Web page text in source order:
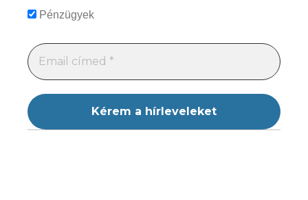
Pénzügyek